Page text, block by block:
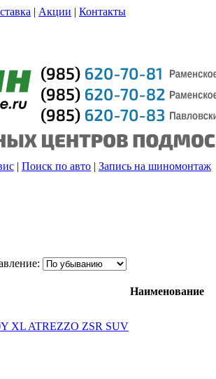
| Акции | Контакты
| Поиск по авто | Запись на шиномонтаж
Наименование
XL ATREZZO ZSR SUV